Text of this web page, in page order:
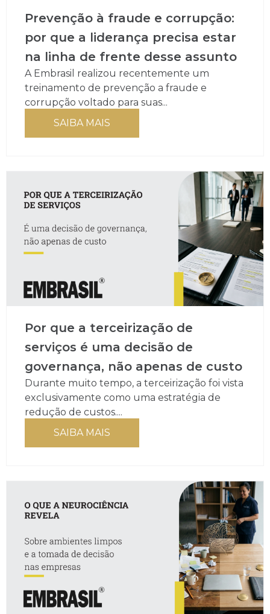
Prevenção à fraude e corrupção:
por que a liderança precisa estar
na linha de frente desse assunto
A Embrasil realizou recentemente um
treinamento de prevenção a fraude e
corrupção voltado para suas...
SAIBA MAIS
Por que a terceirização de
serviços é uma decisão de
governança, não apenas de custo
Durante muito tempo, a terceirização foi vista
exclusivamente como uma estratégia de
redução de custos....
SAIBA MAIS